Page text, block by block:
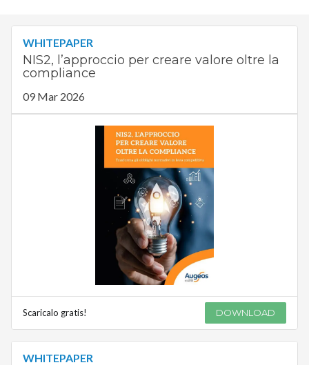
WHITEPAPER
NIS2, l’approccio per creare valore oltre la
compliance
09 Mar 2026
Scaricalo gratis! DOWNLOAD
WHITEPAPER